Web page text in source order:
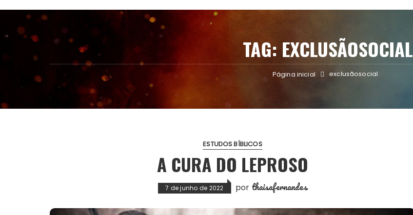
TAG:EXCLUSÃOSOCIAL
Página inicial exclusãosocial
ESTUDOS BÍBLICOS
A CURA DO LEPROSO
7 de junho de 2022 por thaisafernandes